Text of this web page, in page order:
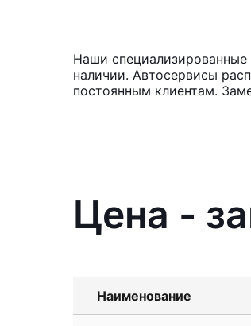
Наши специализированные
наличии. Автосервисы
постоянным клиентам.
Цена -
Наименование